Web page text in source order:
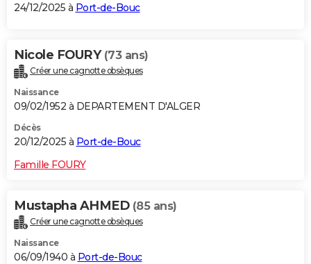
24/12/2025 à Port-de-Bouc
Nicole FOURY (73 ans)
Créer une cagnotte obsèques
Naissance
09/02/1952 à DEPARTEMENT D'ALGER
Décès
20/12/2025 à Port-de-Bouc
Famille FOURY
Mustapha AHMED (85 ans)
Créer une cagnotte obsèques
Naissance
06/09/1940 à Port-de-Bouc